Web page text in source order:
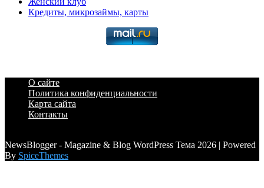
Кредиты, микрозаймы, карты
О сайте
Политика конфиденциальности
Карта сайта
Контакты
NewsBlogger - Magazine & Blog WordPress Тема 2026 | Powered
By SpiceThemes